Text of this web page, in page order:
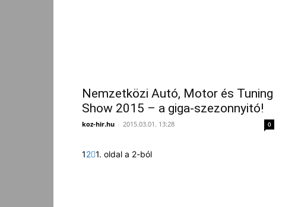
Nemzetközi Autó, Motor és Tuning
Show 2015 – a giga-szezonnyitó!
koz-hir.hu - 2015.03.01. 13:28 0
12 1. oldal a 2-ból